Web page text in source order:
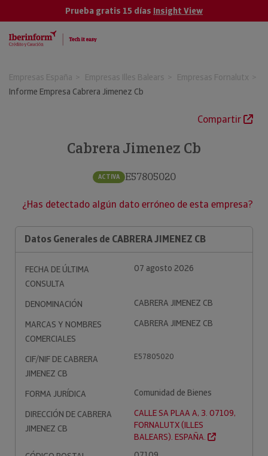
Prueba gratis 15 días Insight View
Empresas España Empresas Illes Balears
Empresas Fornalutx
Informe Empresa Cabrera Jimenez Cb
Compartir
Cabrera Jimenez Cb
ACTIVA E57805020
¿Has detectado algún dato erróneo de esta empresa?
Datos Generales de CABRERA JIMENEZ CB
FECHA DE ÚLTIMA
CONSULTA
07 agosto 2026
DENOMINACIÓN
CABRERA JIMENEZ CB
MARCAS Y NOMBRES
COMERCIALES
CABRERA JIMENEZ CB
CIF/NIF DE CABRERA
JIMENEZ CB
E57805020
FORMA JURÍDICA
Comunidad de Bienes
DIRECCIÓN DE CABRERA
JIMENEZ CB
CALLE SA PLAA A, 3. 07109,
FORNALUTX (ILLES
BALEARS). ESPAÑA.